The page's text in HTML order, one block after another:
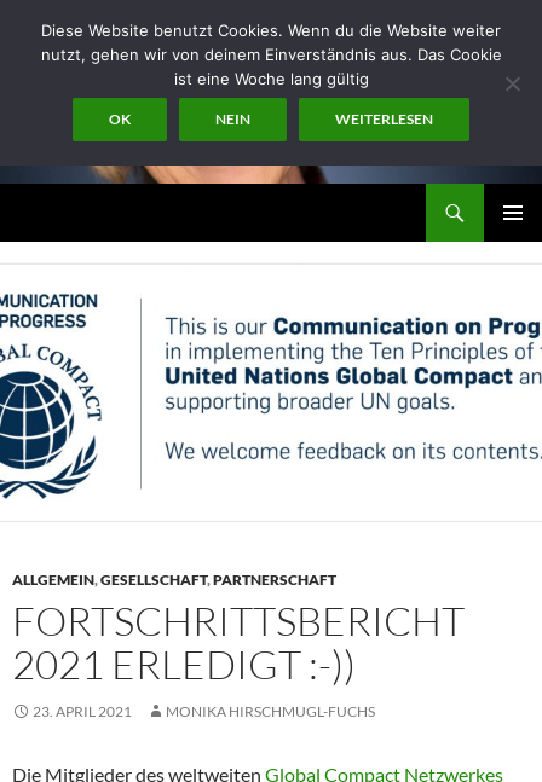
Inhalt
ALLGEMEIN,GESELLSCHAFT,PARTNERSCHAFT
FORTSCHRITTSBERICHT
2021 ERLEDIGT :-))
23. APRIL 2021 MONIKA HIRSCHMUGL-FUCHS
Die Mitglieder des weltweiten Global Compact Netzwerkes
Diese Website benutzt Cookies. Wenn du die Website weiter
nutzt, gehen wir von deinem Einverständnis aus. Das Cookie
ist eine Woche lang gültig
OK NEIN WEITERLESEN